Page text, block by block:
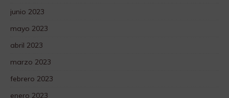
junio 2023
mayo 2023
abril 2023
marzo 2023
febrero 2023
enero 2023